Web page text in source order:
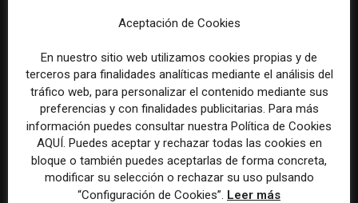
Los medios tienen audiencia,
pero no siempre comunidad:
cómo activar a los lectores
que siguen las noticias en
El buzón como nueva
portada: la estrategia de los
medios para conquistar
ciudad a ciudad
Aceptación de Cookies
En nuestro sitio web utilizamos cookies propias y de
terceros para finalidades analíticas mediante el análisis del
tráfico web, para personalizar el contenido mediante sus
preferencias y con finalidades publicitarias. Para más
información puedes consultar nuestra Política de Cookies
AQUÍ. Puedes aceptar y rechazar todas las cookies en
bloque o también puedes aceptarlas de forma concreta,
modificar su selección o rechazar su uso pulsando
“Configuración de Cookies”. Leer más